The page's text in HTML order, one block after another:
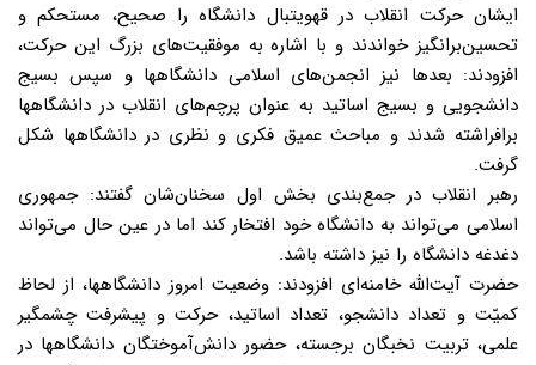
ایشان حرکت انقلاب در قهویتبال دانشگاه را صحیح، مستحکم و
تحسین‌برانگیز خواندند و با اشاره به موفقیت‌های بزرگ این حرکت،
افزودند: بعدها نیز انجمن‌های اسلامی دانشگاهها و سپس بسیج
دانشجویی و بسیج اساتید به عنوان پرچم‌های انقلاب در دانشگاهها
برافراشته شدند و مباحث عمیق فکری و نظری در دانشگاهها شکل
گرفت.
رهبر انقلاب در جمع‌بندی بخش اول سخنان‌شان گفتند: جمهوری
اسلامی می‌تواند به دانشگاه خود افتخار کند اما در عین حال می‌تواند
دغدغه دانشگاه را نیز داشته باشد.
حضرت آیت‌الله خامنه‌ای افزودند: وضعیت امروز دانشگاهها، از لحاظ
کمیّت و تعداد دانشجو، تعداد اساتید، حرکت و پیشرفت چشمگیر
علمی، تربیت نخبگان برجسته، حضور دانش‌آموختگان دانشگاهها در